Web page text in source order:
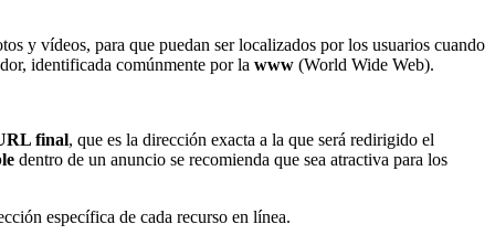
y vídeos, para que puedan ser localizados por los usuarios cuando
identificada comúnmente por la www (World Wide Web).
final, que es la dirección exacta a la que será redirigido el
dentro de un anuncio se recomienda que sea atractiva para los
específica de cada recurso en línea.